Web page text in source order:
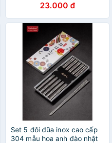
23.000 đ
Set 5 đôi đũa inox cao cấp
304 mẫu hoa anh đào nhật